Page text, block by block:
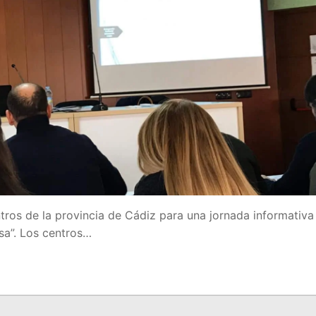
de la provincia de Cádiz para una jornada informativa
Los centros…